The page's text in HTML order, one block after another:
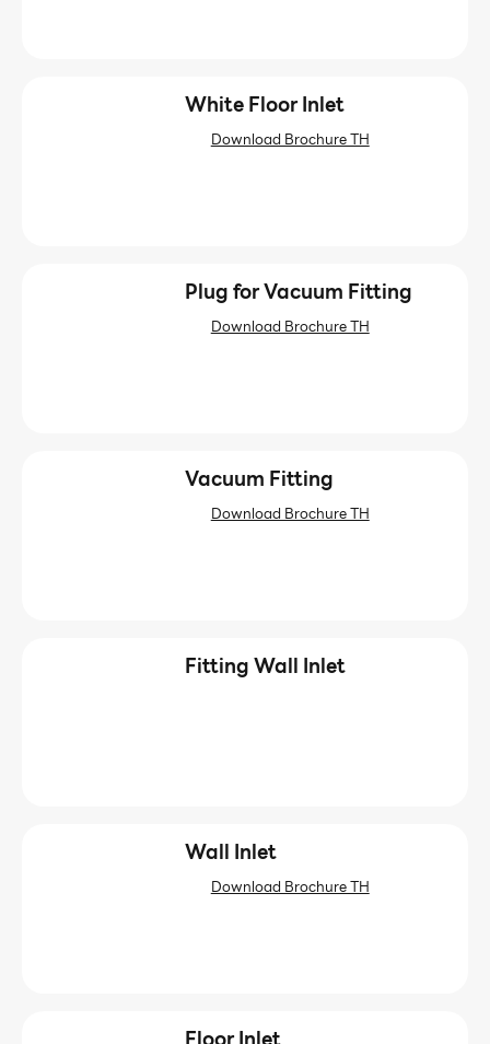
White Floor Inlet
Download Brochure TH
Plug for Vacuum Fitting
Download Brochure TH
Vacuum Fitting
Download Brochure TH
Fitting Wall Inlet
Wall Inlet
Download Brochure TH